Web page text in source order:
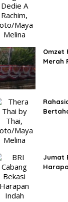
Omzet
Merah
Jumat